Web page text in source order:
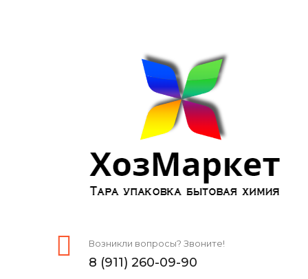
Возникли вопросы? Звоните!
8 (911) 260-09-90